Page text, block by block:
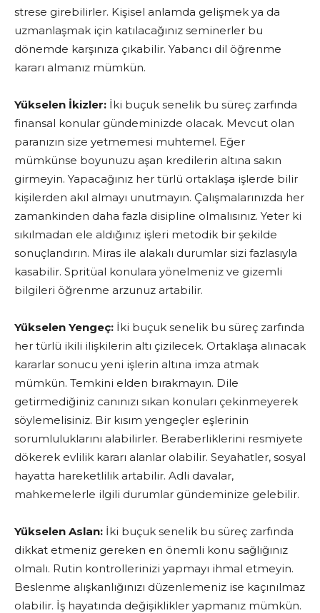
strese girebilirler. Kişisel anlamda gelişmek ya da
uzmanlaşmak için katılacağınız seminerler bu
dönemde karşınıza çıkabilir. Yabancı dil öğrenme
kararı almanız mümkün.
Yükselen İkizler: İki buçuk senelik bu süreç zarfında
finansal konular gündeminizde olacak. Mevcut olan
paranızın size yetmemesi muhtemel. Eğer
mümkünse boyunuzu aşan kredilerin altına sakın
girmeyin. Yapacağınız her türlü ortaklaşa işlerde bilir
kişilerden akıl almayı unutmayın. Çalışmalarınızda her
zamankinden daha fazla disipline olmalısınız. Yeter ki
sıkılmadan ele aldığınız işleri metodik bir şekilde
sonuçlandırın. Miras ile alakalı durumlar sizi fazlasıyla
kasabilir. Spritüal konulara yönelmeniz ve gizemli
bilgileri öğrenme arzunuz artabilir.
Yükselen Yengeç: İki buçuk senelik bu süreç zarfında
her türlü ikili ilişkilerin altı çizilecek. Ortaklaşa alınacak
kararlar sonucu yeni işlerin altına imza atmak
mümkün. Temkini elden bırakmayın. Dile
getirmediğiniz canınızı sıkan konuları çekinmeyerek
söylemelisiniz. Bir kısım yengeçler eşlerinin
sorumluluklarını alabilirler. Beraberliklerini resmiyete
dökerek evlilik kararı alanlar olabilir. Seyahatler, sosyal
hayatta hareketlilik artabilir. Adli davalar,
mahkemelerle ilgili durumlar gündeminize gelebilir.
Yükselen Aslan: İki buçuk senelik bu süreç zarfında
dikkat etmeniz gereken en önemli konu sağlığınız
olmalı. Rutin kontrollerinizi yapmayı ihmal etmeyin.
Beslenme alışkanlığınızı düzenlemeniz ise kaçınılmaz
olabilir. İş hayatında değişiklikler yapmanız mümkün.